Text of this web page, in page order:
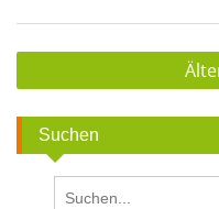
Beitragsnavigation
Suchen